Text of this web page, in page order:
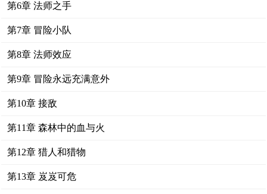
第6章 法师之手
第7章 冒险小队
第8章 法师效应
第9章 冒险永远充满意外
第10章 接敌
第11章 森林中的血与火
第12章 猎人和猎物
第13章 岌岌可危